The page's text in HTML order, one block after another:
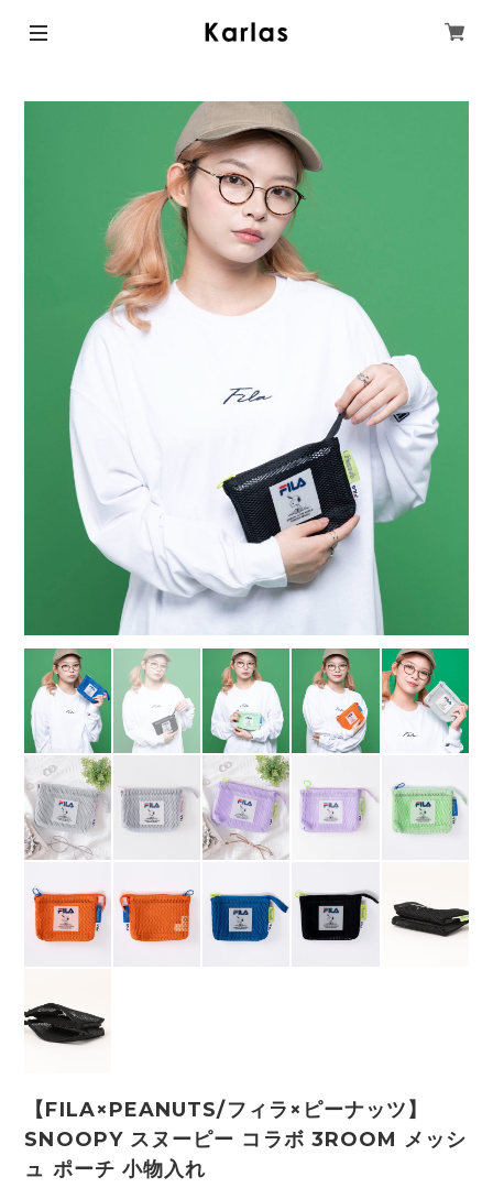
【FILA×PEANUTS/フィラ×ピーナッツ】
SNOOPY スヌーピー コラボ 3ROOM メッシ
ュ ポーチ 小物入れ